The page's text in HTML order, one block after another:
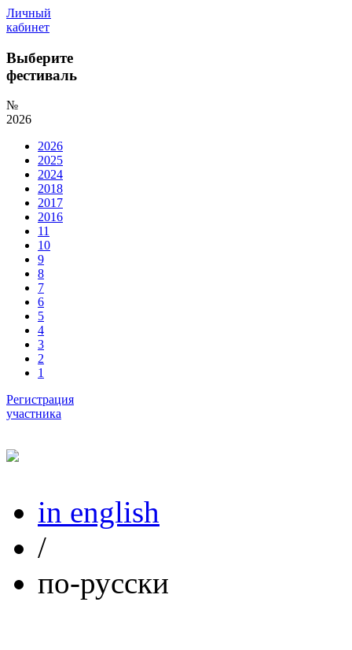
Личный
кабинет
Выберите
фестиваль
№
2026
2026
2025
2024
2018
2017
2016
11
10
9
8
7
6
5
4
3
2
1
Регистрация
участника
in english
/
по-русски